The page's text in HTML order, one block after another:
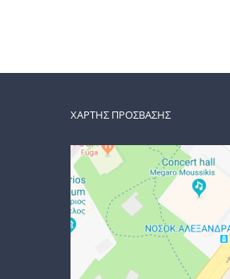
ΧΑΡΤΗΣ ΠΡΟΣΒΑΣΗΣ